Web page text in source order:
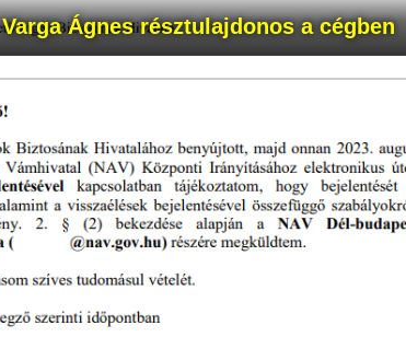
Varga Ágnes résztulajdonos a cégben